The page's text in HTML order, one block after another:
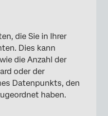
die Sie in Ihrer
Dies kann
die Anzahl der
oder der
Datenpunkts, den
haben.